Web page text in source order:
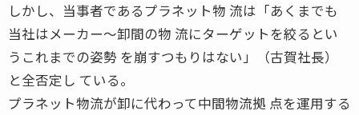
しかし、当事者であるプラネット物 流は「あくまでも
当社はメーカー〜卸間の物 流にターゲットを絞るとい
うこれまでの姿勢 を崩すつもりはない」（古賀社長）
と全否定し ている。
プラネット物流が卸に代わって中間物流拠 点を運用する